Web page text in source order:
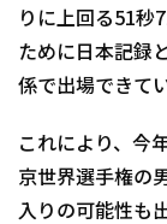
りに上回る51秒
ために日本記録
係で出場できて
これにより、今
京世界選手権の
入りの可能性も